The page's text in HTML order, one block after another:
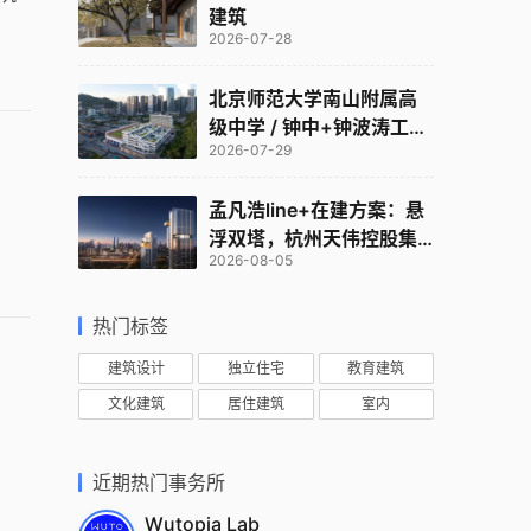
建筑
2026-07-28
北京师范大学南山附属高
级中学 / 钟中+钟波涛工作
室
2026-07-29
孟凡浩line+在建方案：悬
浮双塔，杭州天伟控股集
团总部
2026-08-05
热门标签
建筑设计 独立住宅 教育建筑
文化建筑 居住建筑 室内
近期热门事务所
Wutopia Lab